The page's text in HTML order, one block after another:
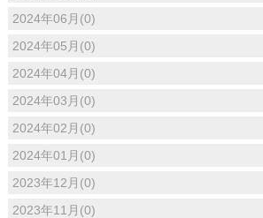
2024年06月(0)
2024年05月(0)
2024年04月(0)
2024年03月(0)
2024年02月(0)
2024年01月(0)
2023年12月(0)
2023年11月(0)